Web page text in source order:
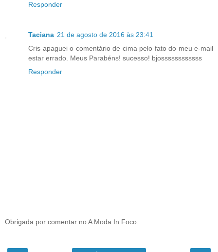
Responder
Taciana 21 de agosto de 2016 às 23:41
Cris apaguei o comentário de cima pelo fato do meu e-mail
estar errado. Meus Parabéns! sucesso! bjossssssssssss
Responder
Obrigada por comentar no A Moda In Foco.